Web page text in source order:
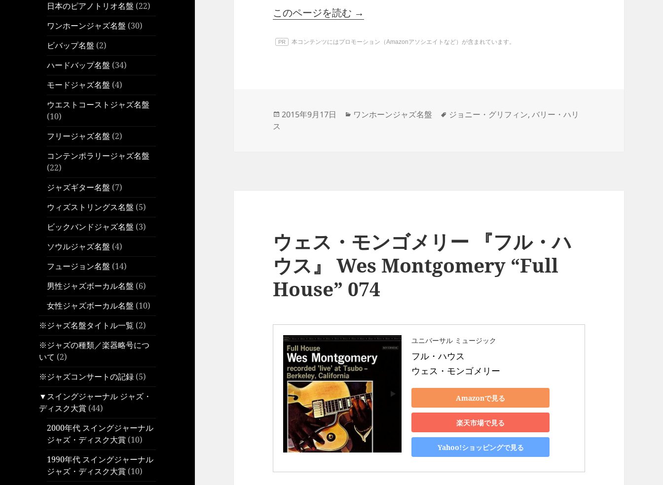
日本のピアノトリオ名盤 (22)
ワンホーンジャズ名盤 (30)
ビバップ名盤 (2)
ハードバップ名盤 (34)
モードジャズ名盤 (4)
ウエストコーストジャズ名盤
(10)
フリージャズ名盤 (2)
コンテンポラリージャズ名盤
(22)
ジャズギター名盤 (7)
ウィズストリングス名盤 (5)
ビックバンドジャズ名盤 (3)
ソウルジャズ名盤 (4)
フュージョン名盤 (14)
男性ジャズボーカル名盤 (6)
女性ジャズボーカル名盤 (10)
※ジャズ名盤タイトル一覧 (2)
※ジャズの種類／楽器略号につ
いて (2)
※ジャズコンサートの記録 (5)
▼スイングジャーナル ジャズ・
ディスク大賞 (44)
2000年代 スイングジャーナル
ジャズ・ディスク大賞 (10)
1990年代 スイングジャーナル
ジャズ・ディスク大賞 (10)
このページを読む →
PR 本コンテンツにはプロモーション（Amazonアソシエイトなど）が含まれています。
投
2015年9月17日
カ
ワンホーンジャズ名盤
タ
ジョニー・グリフィン,バリー・ハリ
ス
ウェス・モンゴメリー 『フル・ハ
ウス』 Wes Montgomery “Full
House” 074
ユニバーサル ミュージック
フル・ハウス
ウェス・モンゴメリー
Amazonで見る
楽天市場で見る
Yahoo!ショッピングで見る